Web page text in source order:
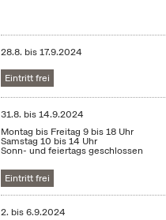
28.8. bis17.9.2024
Eintritt frei
31.8. bis14.9.2024
Montag bis Freitag 9 bis 18 Uhr
Samstag 10 bis 14 Uhr
Sonn- und feiertags geschlossen
Eintritt frei
2. bis6.9.2024